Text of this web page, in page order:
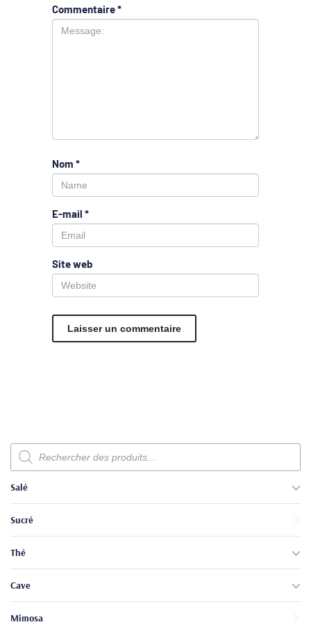
Commentaire*
Nom *
E-mail *
Site web
Recherche
de
produits
Salé
Sucré
Thé
Cave
Mimosa